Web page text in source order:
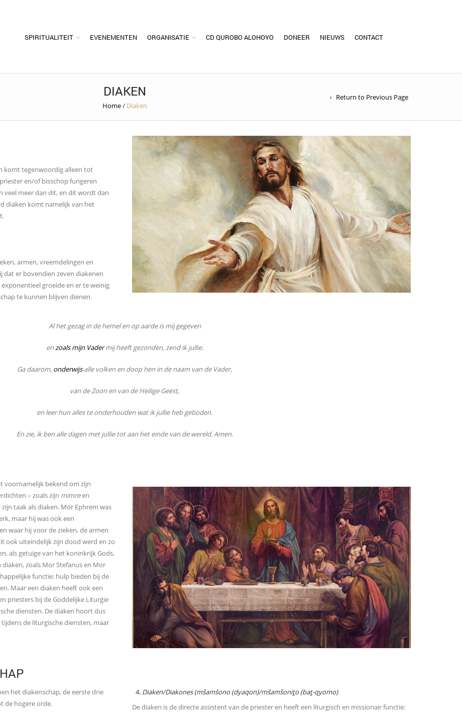
SPIRITUALITEIT EVENEMENTEN ORGANISATIE CD QUROBO ALOHOYO DONEER NIEUWS CONTACT
DIAKEN
Home/ Diaken
Return to Previous Page
komt tegenwoordig alleen tot
en/of bisschop fungeren
veel meer dan dit, en dit wordt dan
diaken komt namelijk van het
armen, vreemdelingen en
dat er bovendien zeven diakenen
groeide en er te weinig
te kunnen blijven dienen.
Al het gezag in de hemel en op aarde is mij gegeven
enzoals mijn Vadermij heeft gezonden, zend ik jullie.
Ga daarom, onderwijsalle volken en doop hen in de naam van de Vader,
van de Zoon en van de Heilige Geest,
en leer hun alles te onderhouden wat ik jullie heb geboden.
En zie, ik ben alle dagen met jullie tot aan het einde van de wereld. Amen.
voornamelijk bekend om zijn
– zoals zijn mimreen
taak als diaken. Mor Ephrem was
maar hij was ook een
waar hij voor de zieken, de armen
ook uiteindelijk zijn dood werd en zo
als getuige van het koninkrijk Gods,
zoals Mor Stefanus en Mor
functie: hulp bieden bij de
Maar een diaken heeft ook een
priesters bij de Goddelijke Liturgie
diensten. De diaken hoort dus
de liturgische diensten, maar
het diakenschap, de eerste drie
de hogere orde.
Diaken/Diakones (mšamšono (dyaqon)/mšamšonito (bat-qyomo)
De diaken is de directe assistent van de priester en heeft een liturgisch en missionair functie: